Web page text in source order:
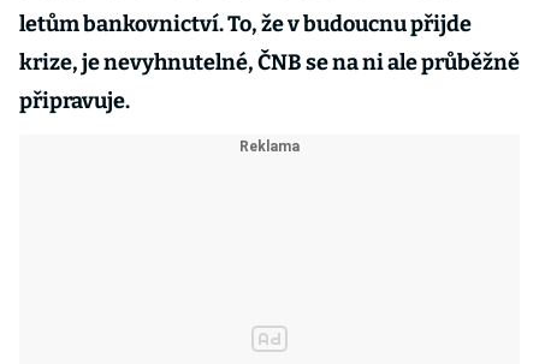
letům bankovnictví. To, že v budoucnu přijde
krize, je nevyhnutelné, ČNB se na ni ale průběžně
připravuje.